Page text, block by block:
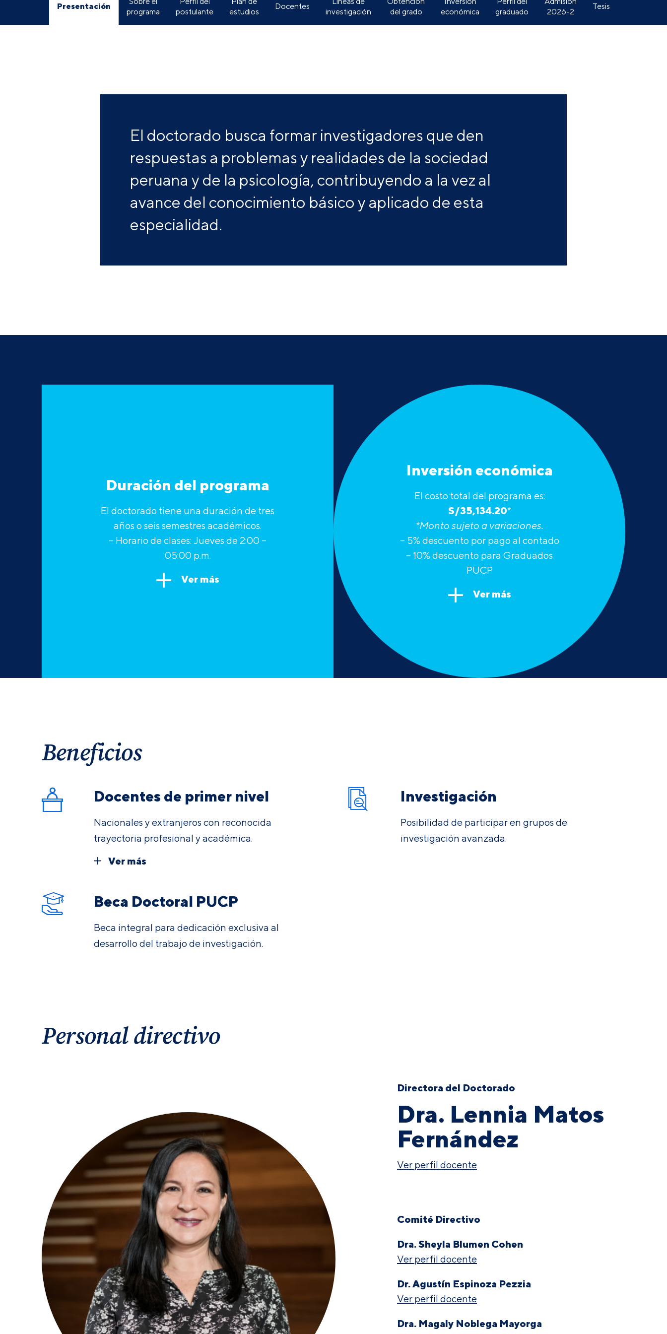
Presentación
programa
postulante
estudios
Docentes
investigación
del grado
económica
graduado
2026-2
Tesis
El doctorado busca formar investigadores que den
respuestas a problemas y realidades de la sociedad
peruana y de la psicología, contribuyendo a la vez al
avance del conocimiento básico y aplicado de esta
especialidad.
Duración del programa
El doctorado tiene una duración de tres
años o seis semestres académicos.
– Horario de clases: Jueves de 2:00 –
05:00 p.m.
Ver más
Inversión económica
El costo total del programa es:
S/35,134.20*
*Monto sujeto a variaciones.
– 5% descuento por pago al contado
– 10% descuento para Graduados
PUCP
Ver más
Beneficios
Docentes de primer nivel
Nacionales y extranjeros con reconocida
trayectoria profesional y académica.
Ver más
Investigación
Posibilidad de participar en grupos de
investigación avanzada.
Beca Doctoral PUCP
Beca integral para dedicación exclusiva al
desarrollo del trabajo de investigación.
Personal directivo
Directora del Doctorado
Dra. Lennia Matos
Fernández
Ver perfil docente
Comité Directivo
Dra. Sheyla Blumen Cohen
Ver perfil docente
Dr. Agustín Espinoza Pezzia
Ver perfil docente
Dra. Magaly Noblega Mayorga